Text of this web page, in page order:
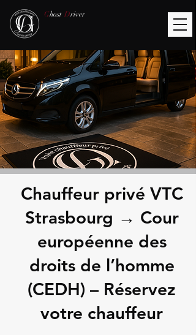
Ghost Driver
Chauffeur privé VTC
Strasbourg → Cour
européenne des
droits de l’homme
(CEDH) – Réservez
votre chauffeur